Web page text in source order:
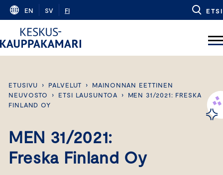
Skip
content
EN SV FI ETSI
ETUSIVU › PALVELUT ›
MAINONNAN EETTINEN
NEUVOSTO
› ETSI LAUSUNTOA ›
MEN 31/2021: FRESKA
FINLAND OY
MEN 31/2021:
Freska Finland Oy